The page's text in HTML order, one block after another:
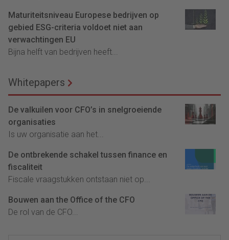
Maturiteitsniveau Europese bedrijven op
gebied ESG-criteria voldoet niet aan
verwachtingen EU
Bijna helft van bedrijven heeft...
Whitepapers
De valkuilen voor CFO’s in snelgroeiende
organisaties
Is uw organisatie aan het...
De ontbrekende schakel tussen finance en
fiscaliteit
Fiscale vraagstukken ontstaan niet op...
Bouwen aan the Office of the CFO
De rol van de CFO...